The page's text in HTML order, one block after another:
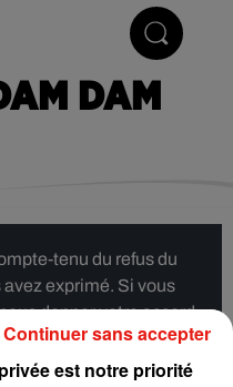
DAM
tenu du refus du
exprimé. Si vous
donner votre accord
ci-dessous.
est notre priorité
Continuer sans accepter